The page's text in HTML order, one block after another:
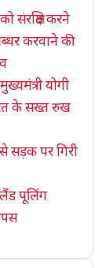
संरक्षित करने
करवाने की
योगी
के सख्त रुख
सड़क पर गिरी
पूलिंग